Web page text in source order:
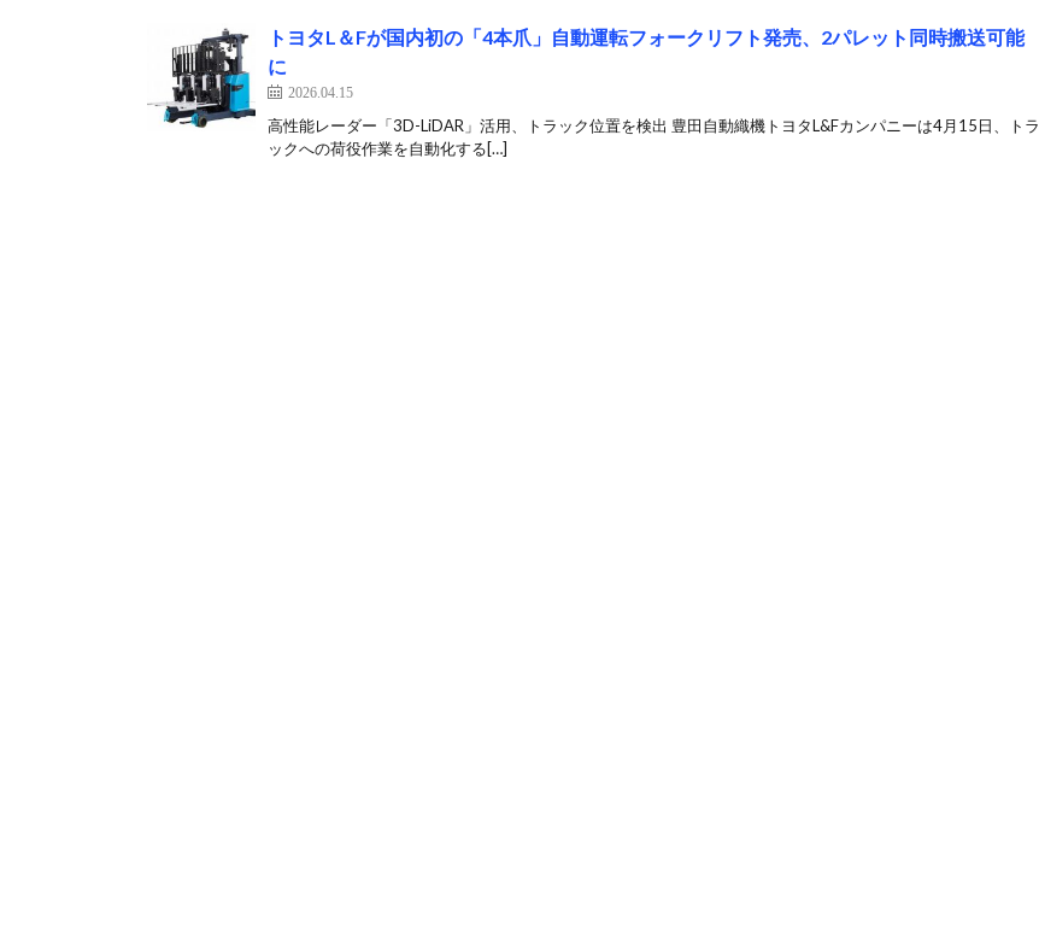
トヨタL＆Fが国内初の「4本爪」自動運転フォークリフト発売、2パレット同時搬送可能
に
2026.04.15
高性能レーダー「3D-LiDAR」活用、トラック位置を検出 豊田自動織機トヨタL&Fカンパニーは4月15日、トラ
ックへの荷役作業を自動化する[…]